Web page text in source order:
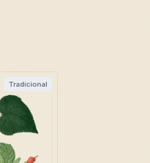
Tradicional